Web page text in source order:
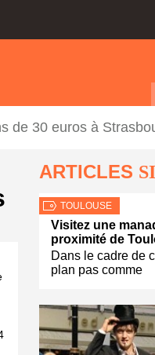
de 30 euros à
ARTICLES
TOULOUSE
Visitez une
proximité de
Dans le cadre de
plan pas comme